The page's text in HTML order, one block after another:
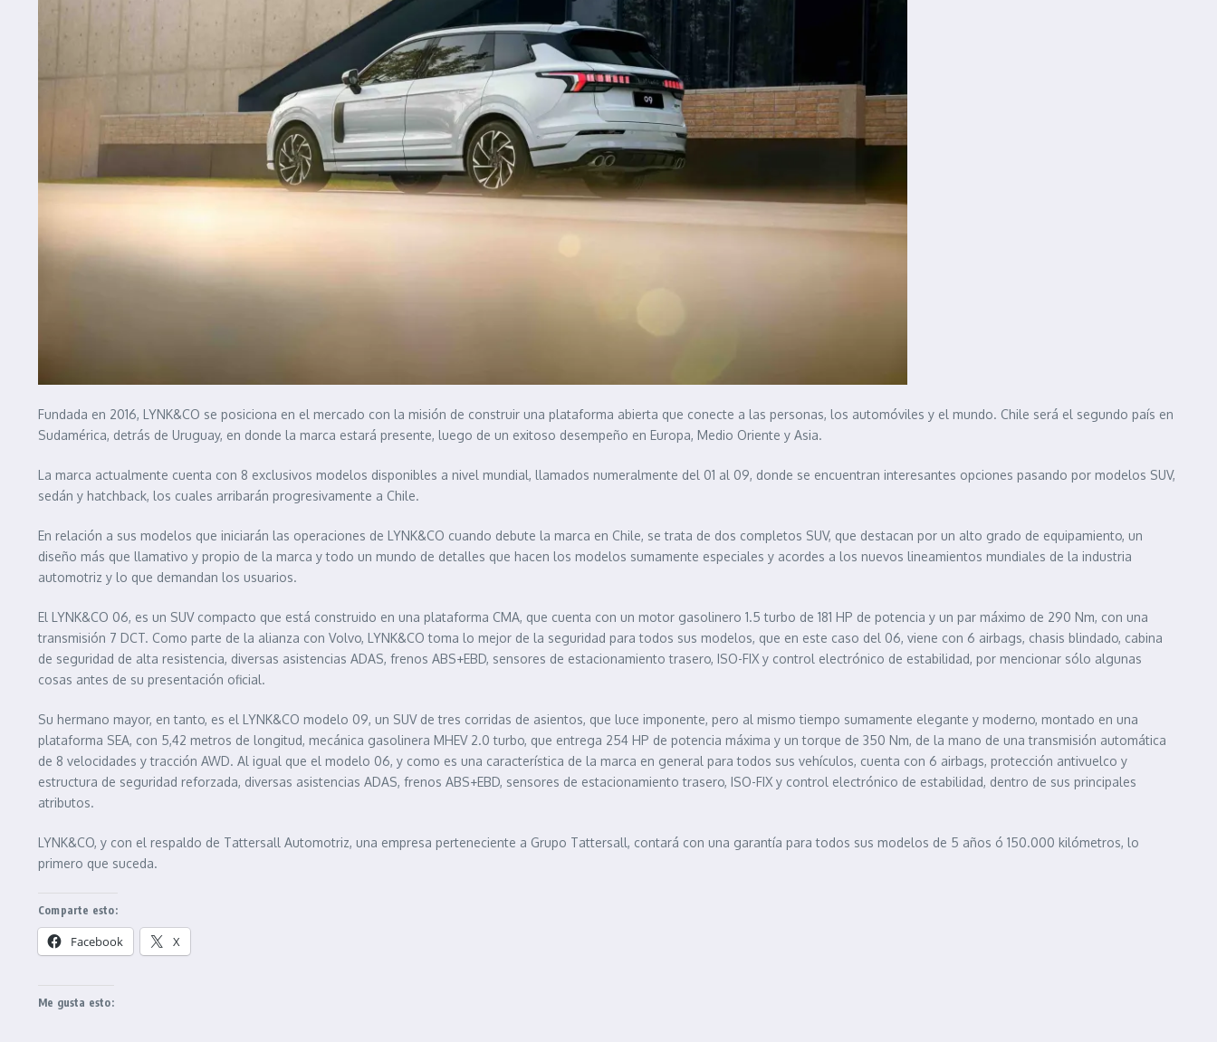
Fundada en 2016, LYNK&CO se posiciona en el mercado con la misión de construir una plataforma abierta que conecte a las personas, los automóviles y el mundo. Chile será el segundo país en
Sudamérica, detrás de Uruguay, en donde la marca estará presente, luego de un exitoso desempeño en Europa, Medio Oriente y Asia.
La marca actualmente cuenta con 8 exclusivos modelos disponibles a nivel mundial, llamados numeralmente del 01 al 09, donde se encuentran interesantes opciones pasando por modelos SUV,
sedán y hatchback, los cuales arribarán progresivamente a Chile.
En relación a sus modelos que iniciarán las operaciones de LYNK&CO cuando debute la marca en Chile, se trata de dos completos SUV, que destacan por un alto grado de equipamiento, un
diseño más que llamativo y propio de la marca y todo un mundo de detalles que hacen los modelos sumamente especiales y acordes a los nuevos lineamientos mundiales de la industria
automotriz y lo que demandan los usuarios.
El LYNK&CO 06, es un SUV compacto que está construido en una plataforma CMA, que cuenta con un motor gasolinero 1.5 turbo de 181 HP de potencia y un par máximo de 290 Nm, con una
transmisión 7 DCT. Como parte de la alianza con Volvo, LYNK&CO toma lo mejor de la seguridad para todos sus modelos, que en este caso del 06, viene con 6 airbags, chasis blindado, cabina
de seguridad de alta resistencia, diversas asistencias ADAS, frenos ABS+EBD, sensores de estacionamiento trasero, ISO-FIX y control electrónico de estabilidad, por mencionar sólo algunas
cosas antes de su presentación oficial.
Su hermano mayor, en tanto, es el LYNK&CO modelo 09, un SUV de tres corridas de asientos, que luce imponente, pero al mismo tiempo sumamente elegante y moderno, montado en una
plataforma SEA, con 5,42 metros de longitud, mecánica gasolinera MHEV 2.0 turbo, que entrega 254 HP de potencia máxima y un torque de 350 Nm, de la mano de una transmisión automática
de 8 velocidades y tracción AWD. Al igual que el modelo 06, y como es una característica de la marca en general para todos sus vehículos, cuenta con 6 airbags, protección antivuelco y
estructura de seguridad reforzada, diversas asistencias ADAS, frenos ABS+EBD, sensores de estacionamiento trasero, ISO-FIX y control electrónico de estabilidad, dentro de sus principales
atributos.
LYNK&CO, y con el respaldo de Tattersall Automotriz, una empresa perteneciente a Grupo Tattersall, contará con una garantía para todos sus modelos de 5 años ó 150.000 kilómetros, lo
primero que suceda.
Comparte esto:
Facebook X
Me gusta esto: